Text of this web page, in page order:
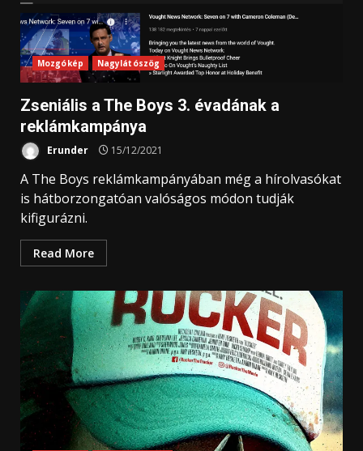
Mozgókép Nagylátószög
Zseniális a The Boys 3. évadának a
reklámkampánya
Erunder 15/12/2021
A The Boys reklámkampányában még a hírolvasókat
is hátborzongatóan valóságos módon tudják
kifigurázni.
Read More